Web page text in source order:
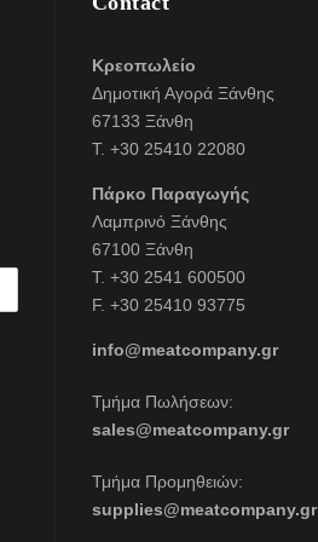
Κρεοπωλείο
Δημοτική Αγορά Ξάνθης
67133 Ξάνθη
Τ. +30 25410 22080
Πάρκο Παραγωγής
Λαμπρινό Ξάνθης
67100 Ξάνθη
Τ. +30 2541 600500
F. +30 25410 93775
info@meatcompany.gr
Τμήμα Πωλήσεων:
sales@meatcompany.gr
Τμήμα Προμηθειών:
supplies@meatcompany.gr